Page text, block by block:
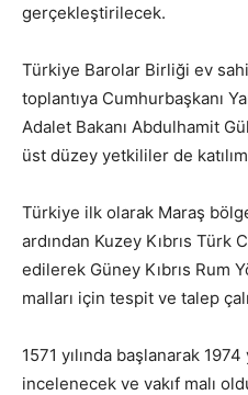
gerçekleştirilecek.
Türkiye Barolar Birliği ev
toplantıya Cumhurbaşkanı
Adalet Bakanı Abdulhamit
üst düzey yetkililer de
Türkiye ilk olarak Maraş
ardından Kuzey Kıbrıs
edilerek Güney Kıbrıs Rum
malları için tespit ve talep
1571 yılında başlanarak
incelenecek ve vakıf malı